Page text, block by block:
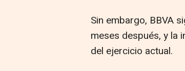
Sin embargo, BBVA
meses después, y la
del ejercicio actual.